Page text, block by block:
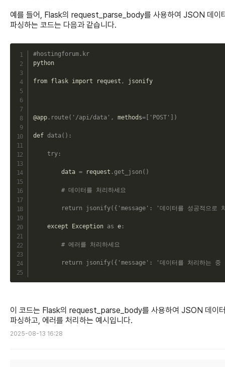
예를 들어, Flask의 request_parse_body를 사용하여 JSON 데이
파싱하는 코드는 다음과 같습니다.
#hostingforum.kr
python
from flask import request , jsonify
@app. route( '/api/data' , methods=[ 'POST' )
def data ( ) :
try:
        data
= request .get_json ( )
# 데이터를 처리하세요
return jsonify( { 'message' : '데이터를 성공적으로
    except Exception
as e:
# 에러를 처리하세요
return jsonify( { 'message' : '데이터를 처리하는 중
이 코드는 Flask의 request_parse_body를 사용하여 JSON 데이
파싱하고, 에러를 처리하는 예시입니다.
2025-08-13 16:28